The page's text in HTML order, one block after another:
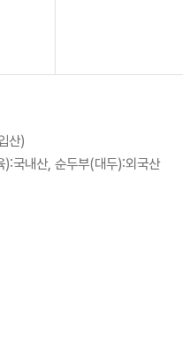
산)
국내산, 순두부(대두):외국산